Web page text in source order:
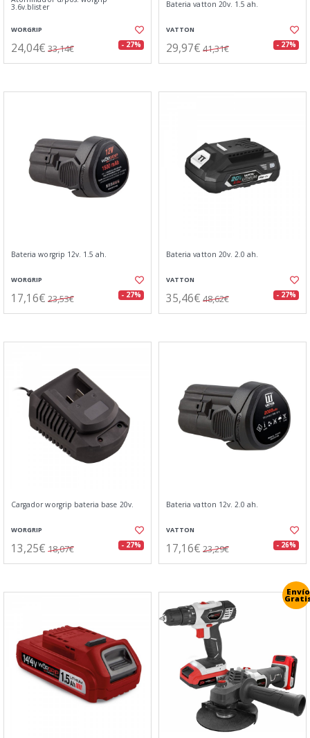
3.6v.blister
WORGRIP
24,04€ 33,14€ - 27%
Bateria vatton 20v. 1.5 ah.
VATTON
29,97€ 41,31€ - 27%
Bateria worgrip 12v. 1.5 ah.
WORGRIP
17,16€ 23,53€ - 27%
Bateria vatton 20v. 2.0 ah.
VATTON
35,46€ 48,62€ - 27%
Cargador worgrip bateria base 20v.
WORGRIP
13,25€ 18,07€ - 27%
Bateria vatton 12v. 2.0 ah.
VATTON
17,16€ 23,29€ - 26%
Envío